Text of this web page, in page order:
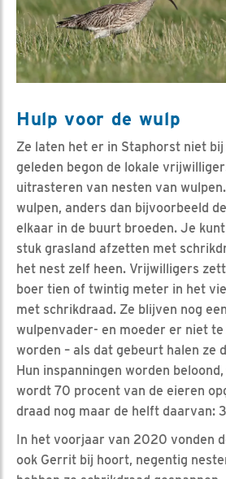
Hulp voor de wulp
Ze laten het er in Staphorst niet
geleden begon de lokale
uitrasteren van nesten van
wulpen, anders dan bijvoorbeeld
elkaar in de buurt broeden. Je
stuk grasland afzetten met
het nest zelf heen. Vrijwilligers
boer tien of twintig meter in het
met schrikdraad. Ze blijven nog
wulpenvader- en moeder er niet
worden – als dat gebeurt halen ze
Hun inspanningen worden
wordt 70 procent van de eieren
draad nog maar de helft daarvan:
In het voorjaar van 2020 vonden
ook Gerrit bij hoort, negentig